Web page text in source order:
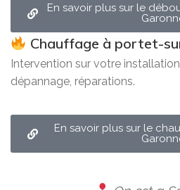
En savoir plus sur le
Chauffage à portet-
Intervention sur votre
dépannage, réparations.
En savoir plus sur le